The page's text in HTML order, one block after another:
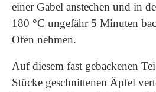
einer Gabel anstechen und in
180 °C ungefähr 5 Minuten
Ofen nehmen.
Auf diesem fast gebackenen
Stücke geschnittenen Äpfel